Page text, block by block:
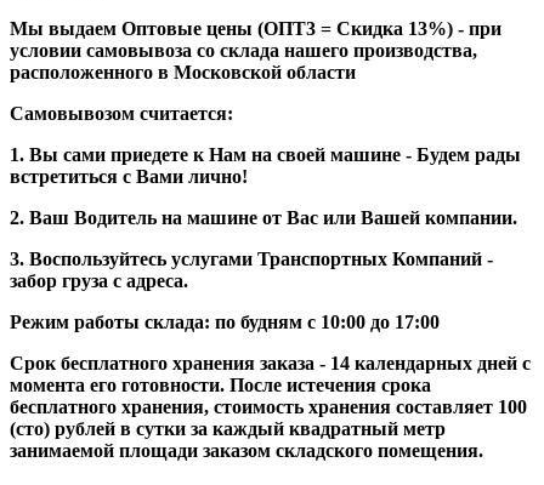
Мы выдаем Оптовые цены (ОПТ3 = Скидка 13%) - при
условии самовывоза со склада нашего производства,
расположенного в Московской области
Самовывозом считается:
1. Вы сами приедете к Нам на своей машине - Будем рады
встретиться с Вами лично!
2. Ваш Водитель на машине от Вас или Вашей компании.
3. Воспользуйтесь услугами Транспортных Компаний -
забор груза с адреса.
Режим работы склада: по будням с 10:00 до 17:00
Срок бесплатного хранения заказа - 14 календарных дней с
момента его готовности. После истечения срока
бесплатного хранения, стоимость хранения составляет 100
(сто) рублей в сутки за каждый квадратный метр
занимаемой площади заказом складского помещения.